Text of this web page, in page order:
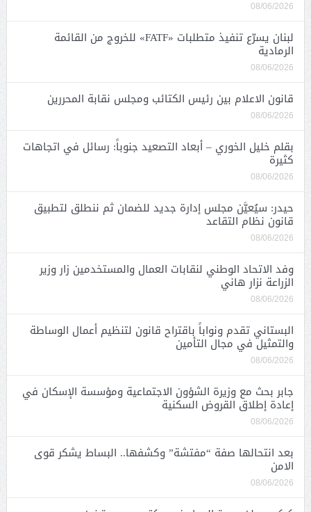
08/06/2026
لبنان يسرّع تنفيذ متطلبات «FATF» للخروج من القائمة
الرمادية
08/06/2026
قانون الاعلام بين رئيس الكتائب ومجلس نقابة المحررين
08/06/2026
بقلم خليل الخوري – أبعاد التصعيد جنوباً: رسائل في اتجاهات
كثيرة
08/06/2026
حيدر: سيُعيَّن مجلس إدارة جديد للضمان ثم ننطلق لتطبيق
قانون نظام التقاعد
08/06/2026
وفد الاتحاد الوطني لنقابات العمال والمستخدمين زار وزير
الزراعة نزار هاني
08/06/2026
البستاني تقدم ونواباً باقتراح قانون لتنظيم أعمال الوساطة
والتمثيل في مجال التأمين
08/06/2026
جابر بحث مع وزيرة الشؤون الاجتماعية ومؤسسة الإسكان في
إعادة إطلاق القروض السكنية
08/06/2026
بعد انتحالها صفة “مفتشة” وكشفها.. البساط يشكر قوى
الامن
08/06/2026